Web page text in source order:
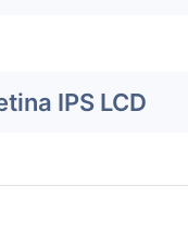
IPS LCD